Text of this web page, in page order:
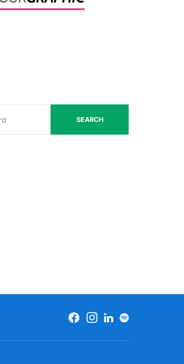
SEARCH